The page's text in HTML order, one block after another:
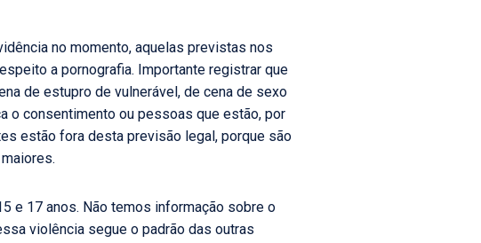
no momento, aquelas previstas nos
a pornografia. Importante registrar que
de estupro de vulnerável, de cena de sexo
o consentimento ou pessoas que estão, por
estão fora desta previsão legal, porque são
e 17 anos. Não temos informação sobre o
violência segue o padrão das outras